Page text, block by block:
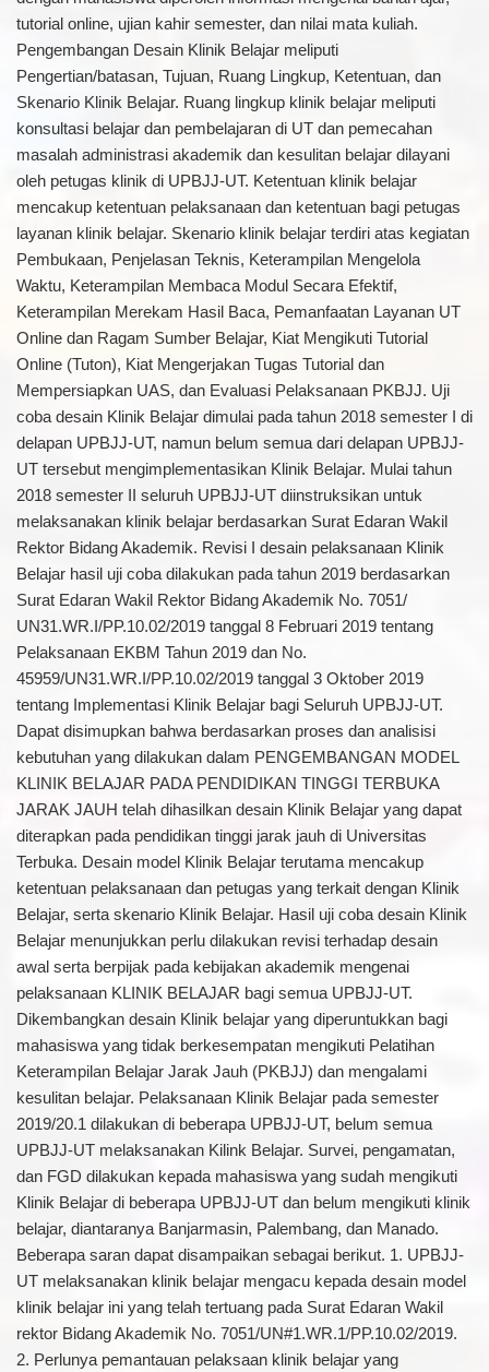
tutorial online, ujian kahir semester, dan nilai mata kuliah.
Pengembangan Desain Klinik Belajar meliputi
Pengertian/batasan, Tujuan, Ruang Lingkup, Ketentuan, dan
Skenario Klinik Belajar. Ruang lingkup klinik belajar meliputi
konsultasi belajar dan pembelajaran di UT dan pemecahan
masalah administrasi akademik dan kesulitan belajar dilayani
oleh petugas klinik di UPBJJ-UT. Ketentuan klinik belajar
mencakup ketentuan pelaksanaan dan ketentuan bagi petugas
layanan klinik belajar. Skenario klinik belajar terdiri atas kegiatan
Pembukaan, Penjelasan Teknis, Keterampilan Mengelola
Waktu, Keterampilan Membaca Modul Secara Efektif,
Keterampilan Merekam Hasil Baca, Pemanfaatan Layanan UT
Online dan Ragam Sumber Belajar, Kiat Mengikuti Tutorial
Online (Tuton), Kiat Mengerjakan Tugas Tutorial dan
Mempersiapkan UAS, dan Evaluasi Pelaksanaan PKBJJ. Uji
coba desain Klinik Belajar dimulai pada tahun 2018 semester I di
delapan UPBJJ-UT, namun belum semua dari delapan UPBJJ-
UT tersebut mengimplementasikan Klinik Belajar. Mulai tahun
2018 semester II seluruh UPBJJ-UT diinstruksikan untuk
melaksanakan klinik belajar berdasarkan Surat Edaran Wakil
Rektor Bidang Akademik. Revisi I desain pelaksanaan Klinik
Belajar hasil uji coba dilakukan pada tahun 2019 berdasarkan
Surat Edaran Wakil Rektor Bidang Akademik No. 7051/
UN31.WR.I/PP.10.02/2019 tanggal 8 Februari 2019 tentang
Pelaksanaan EKBM Tahun 2019 dan No.
45959/UN31.WR.I/PP.10.02/2019 tanggal 3 Oktober 2019
tentang Implementasi Klinik Belajar bagi Seluruh UPBJJ-UT.
Dapat disimupkan bahwa berdasarkan proses dan analisisi
kebutuhan yang dilakukan dalam PENGEMBANGAN MODEL
KLINIK BELAJAR PADA PENDIDIKAN TINGGI TERBUKA
JARAK JAUH telah dihasilkan desain Klinik Belajar yang dapat
diterapkan pada pendidikan tinggi jarak jauh di Universitas
Terbuka. Desain model Klinik Belajar terutama mencakup
ketentuan pelaksanaan dan petugas yang terkait dengan Klinik
Belajar, serta skenario Klinik Belajar. Hasil uji coba desain Klinik
Belajar menunjukkan perlu dilakukan revisi terhadap desain
awal serta berpijak pada kebijakan akademik mengenai
pelaksanaan KLINIK BELAJAR bagi semua UPBJJ-UT.
Dikembangkan desain Klinik belajar yang diperuntukkan bagi
mahasiswa yang tidak berkesempatan mengikuti Pelatihan
Keterampilan Belajar Jarak Jauh (PKBJJ) dan mengalami
kesulitan belajar. Pelaksanaan Klinik Belajar pada semester
2019/20.1 dilakukan di beberapa UPBJJ-UT, belum semua
UPBJJ-UT melaksanakan Kilink Belajar. Survei, pengamatan,
dan FGD dilakukan kepada mahasiswa yang sudah mengikuti
Klinik Belajar di beberapa UPBJJ-UT dan belum mengikuti klinik
belajar, diantaranya Banjarmasin, Palembang, dan Manado.
Beberapa saran dapat disampaikan sebagai berikut. 1. UPBJJ-
UT melaksanakan klinik belajar mengacu kepada desain model
klinik belajar ini yang telah tertuang pada Surat Edaran Wakil
rektor Bidang Akademik No. 7051/UN#1.WR.1/PP.10.02/2019.
2. Perlunya pemantauan pelaksaan klinik belajar yang